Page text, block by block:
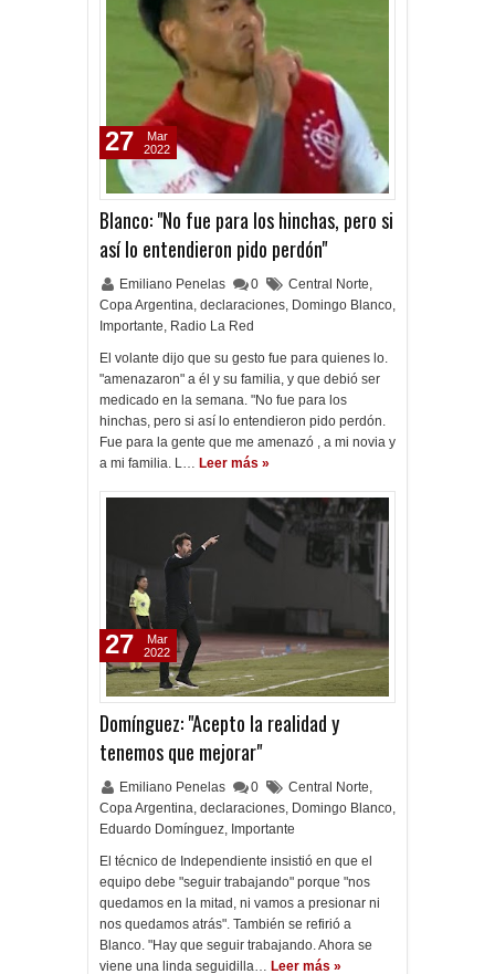
Blanco: "No fue para los hinchas, pero si
así lo entendieron pido perdón"
Emiliano Penelas 0 Central Norte,
Copa Argentina, declaraciones, Domingo Blanco,
Importante, Radio La Red
El volante dijo que su gesto fue para quienes lo.
"amenazaron" a él y su familia, y que debió ser
medicado en la semana. "No fue para los
hinchas, pero si así lo entendieron pido perdón.
Fue para la gente que me amenazó , a mi novia y
a mi familia. L… Leer más »
27
Mar
2022
Domínguez: "Acepto la realidad y
tenemos que mejorar"
Emiliano Penelas 0 Central Norte,
Copa Argentina, declaraciones, Domingo Blanco,
Eduardo Domínguez, Importante
El técnico de Independiente insistió en que el
equipo debe "seguir trabajando" porque "nos
quedamos en la mitad, ni vamos a presionar ni
nos quedamos atrás". También se refirió a
Blanco. "Hay que seguir trabajando. Ahora se
viene una linda seguidilla… Leer más »
27
Mar
2022